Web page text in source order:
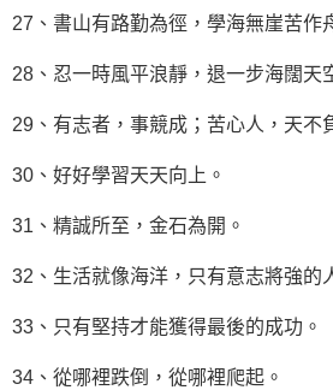
27、書山有路勤為徑，學海無崖苦作
28、忍一時風平浪靜，退一步海闊天
29、有志者，事競成；苦心人，天不
30、好好學習天天向上。
31、精誠所至，金石為開。
32、生活就像海洋，只有意志將強的
33、只有堅持才能獲得最後的成功。
34、從哪裡跌倒，從哪裡爬起。